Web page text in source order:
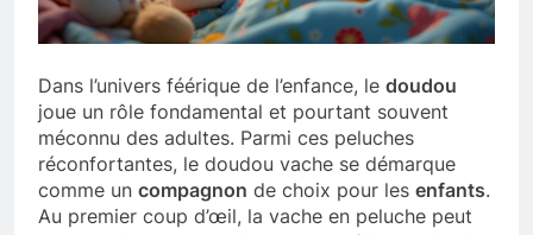
Dans l’univers féérique de l’enfance, le doudou
joue un rôle fondamental et pourtant souvent
méconnu des adultes. Parmi ces peluches
réconfortantes, le doudou vache se démarque
comme un compagnon de choix pour les enfants.
Au premier coup d’œil, la vache en peluche peut